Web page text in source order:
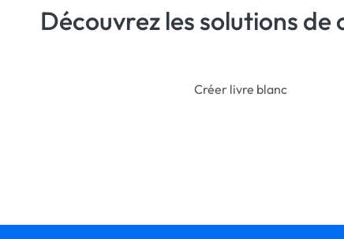
Découvrez les solutions
Créer livre blanc